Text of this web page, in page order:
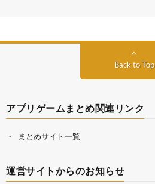
Back to Top
アプリゲームまとめ関連リンク
まとめサイト一覧
運営サイトからのお知らせ